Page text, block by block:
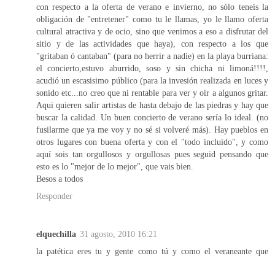
con respecto a la oferta de verano e invierno, no sólo teneis la
obligación de "entretener" como tu le llamas, yo le llamo oferta
cultural atractiva y de ocio, sino que venimos a eso a disfrutar del
sitio y de las actividades que haya), con respecto a los que
"gritaban ó cantaban" (para no herrir a nadie) en la playa burriana:
el concierto,estuvo aburrido, soso y sin chicha ni limoná!!!!,
acudió un escasisimo público (para la invesión realizada en luces y
sonido etc...no creo que ni rentable para ver y oir a algunos gritar.
Aqui quieren salir artistas de hasta debajo de las piedras y hay que
buscar la calidad. Un buen concierto de verano sería lo ideal. (no
fusilarme que ya me voy y no sé si volveré más). Hay pueblos en
otros lugares con buena oferta y con el "todo incluido", y como
aquí sois tan orgullosos y orgullosas pues seguid pensando que
esto es lo "mejor de lo mejor", que vais bien.
Besos a todos
Responder
elquechilla 31 agosto, 2010 16:21
la patética eres tu y gente como tú y como el veraneante que